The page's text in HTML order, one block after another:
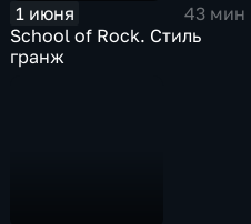
1 июня
43 мин
School of Rock. Стиль
гранж